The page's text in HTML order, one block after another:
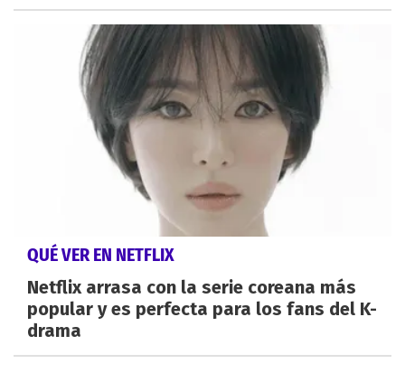
QUÉ VER EN NETFLIX
Netflix arrasa con la serie coreana más
popular y es perfecta para los fans del K-
drama